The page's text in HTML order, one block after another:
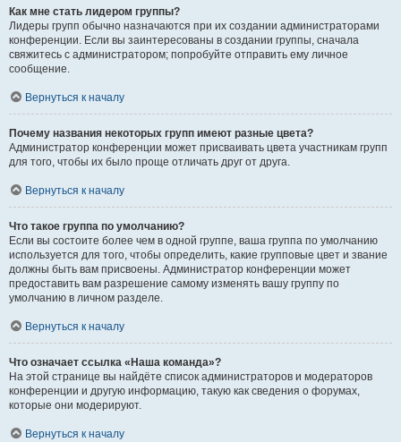
Как мне стать лидером группы?
Лидеры групп обычно назначаются при их создании администраторами
конференции. Если вы заинтересованы в создании группы, сначала
свяжитесь с администратором; попробуйте отправить ему личное
сообщение.
Вернуться к началу
Почему названия некоторых групп имеют разные цвета?
Администратор конференции может присваивать цвета участникам групп
для того, чтобы их было проще отличать друг от друга.
Вернуться к началу
Что такое группа по умолчанию?
Если вы состоите более чем в одной группе, ваша группа по умолчанию
используется для того, чтобы определить, какие групповые цвет и звание
должны быть вам присвоены. Администратор конференции может
предоставить вам разрешение самому изменять вашу группу по
умолчанию в личном разделе.
Вернуться к началу
Что означает ссылка «Наша команда»?
На этой странице вы найдёте список администраторов и модераторов
конференции и другую информацию, такую как сведения о форумах,
которые они модерируют.
Вернуться к началу